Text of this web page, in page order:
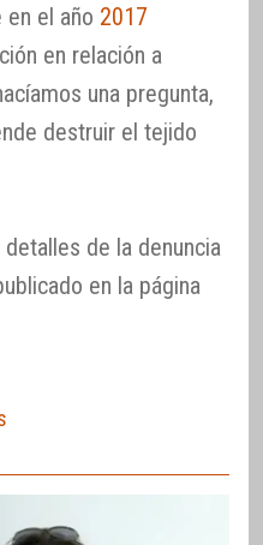
el año 2017
en relación a
una pregunta,
destruir el tejido
de la denuncia
en la página